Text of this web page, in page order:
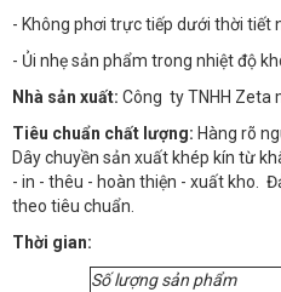
- Không phơi trực tiếp dưới thời tiết
- Ủi nhẹ sản phẩm trong nhiệt độ
Nhà sản xuất: Công ty TNHH Zeta
Tiêu chuẩn chất lượng: Hàng rõ
Dây chuyền sản xuất khép kín từ
- in - thêu - hoàn thiện - xuất kho.
theo tiêu chuẩn.
Thời gian:
Số lượng sản phẩm